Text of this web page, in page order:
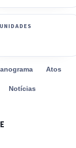
Atos
Notícias